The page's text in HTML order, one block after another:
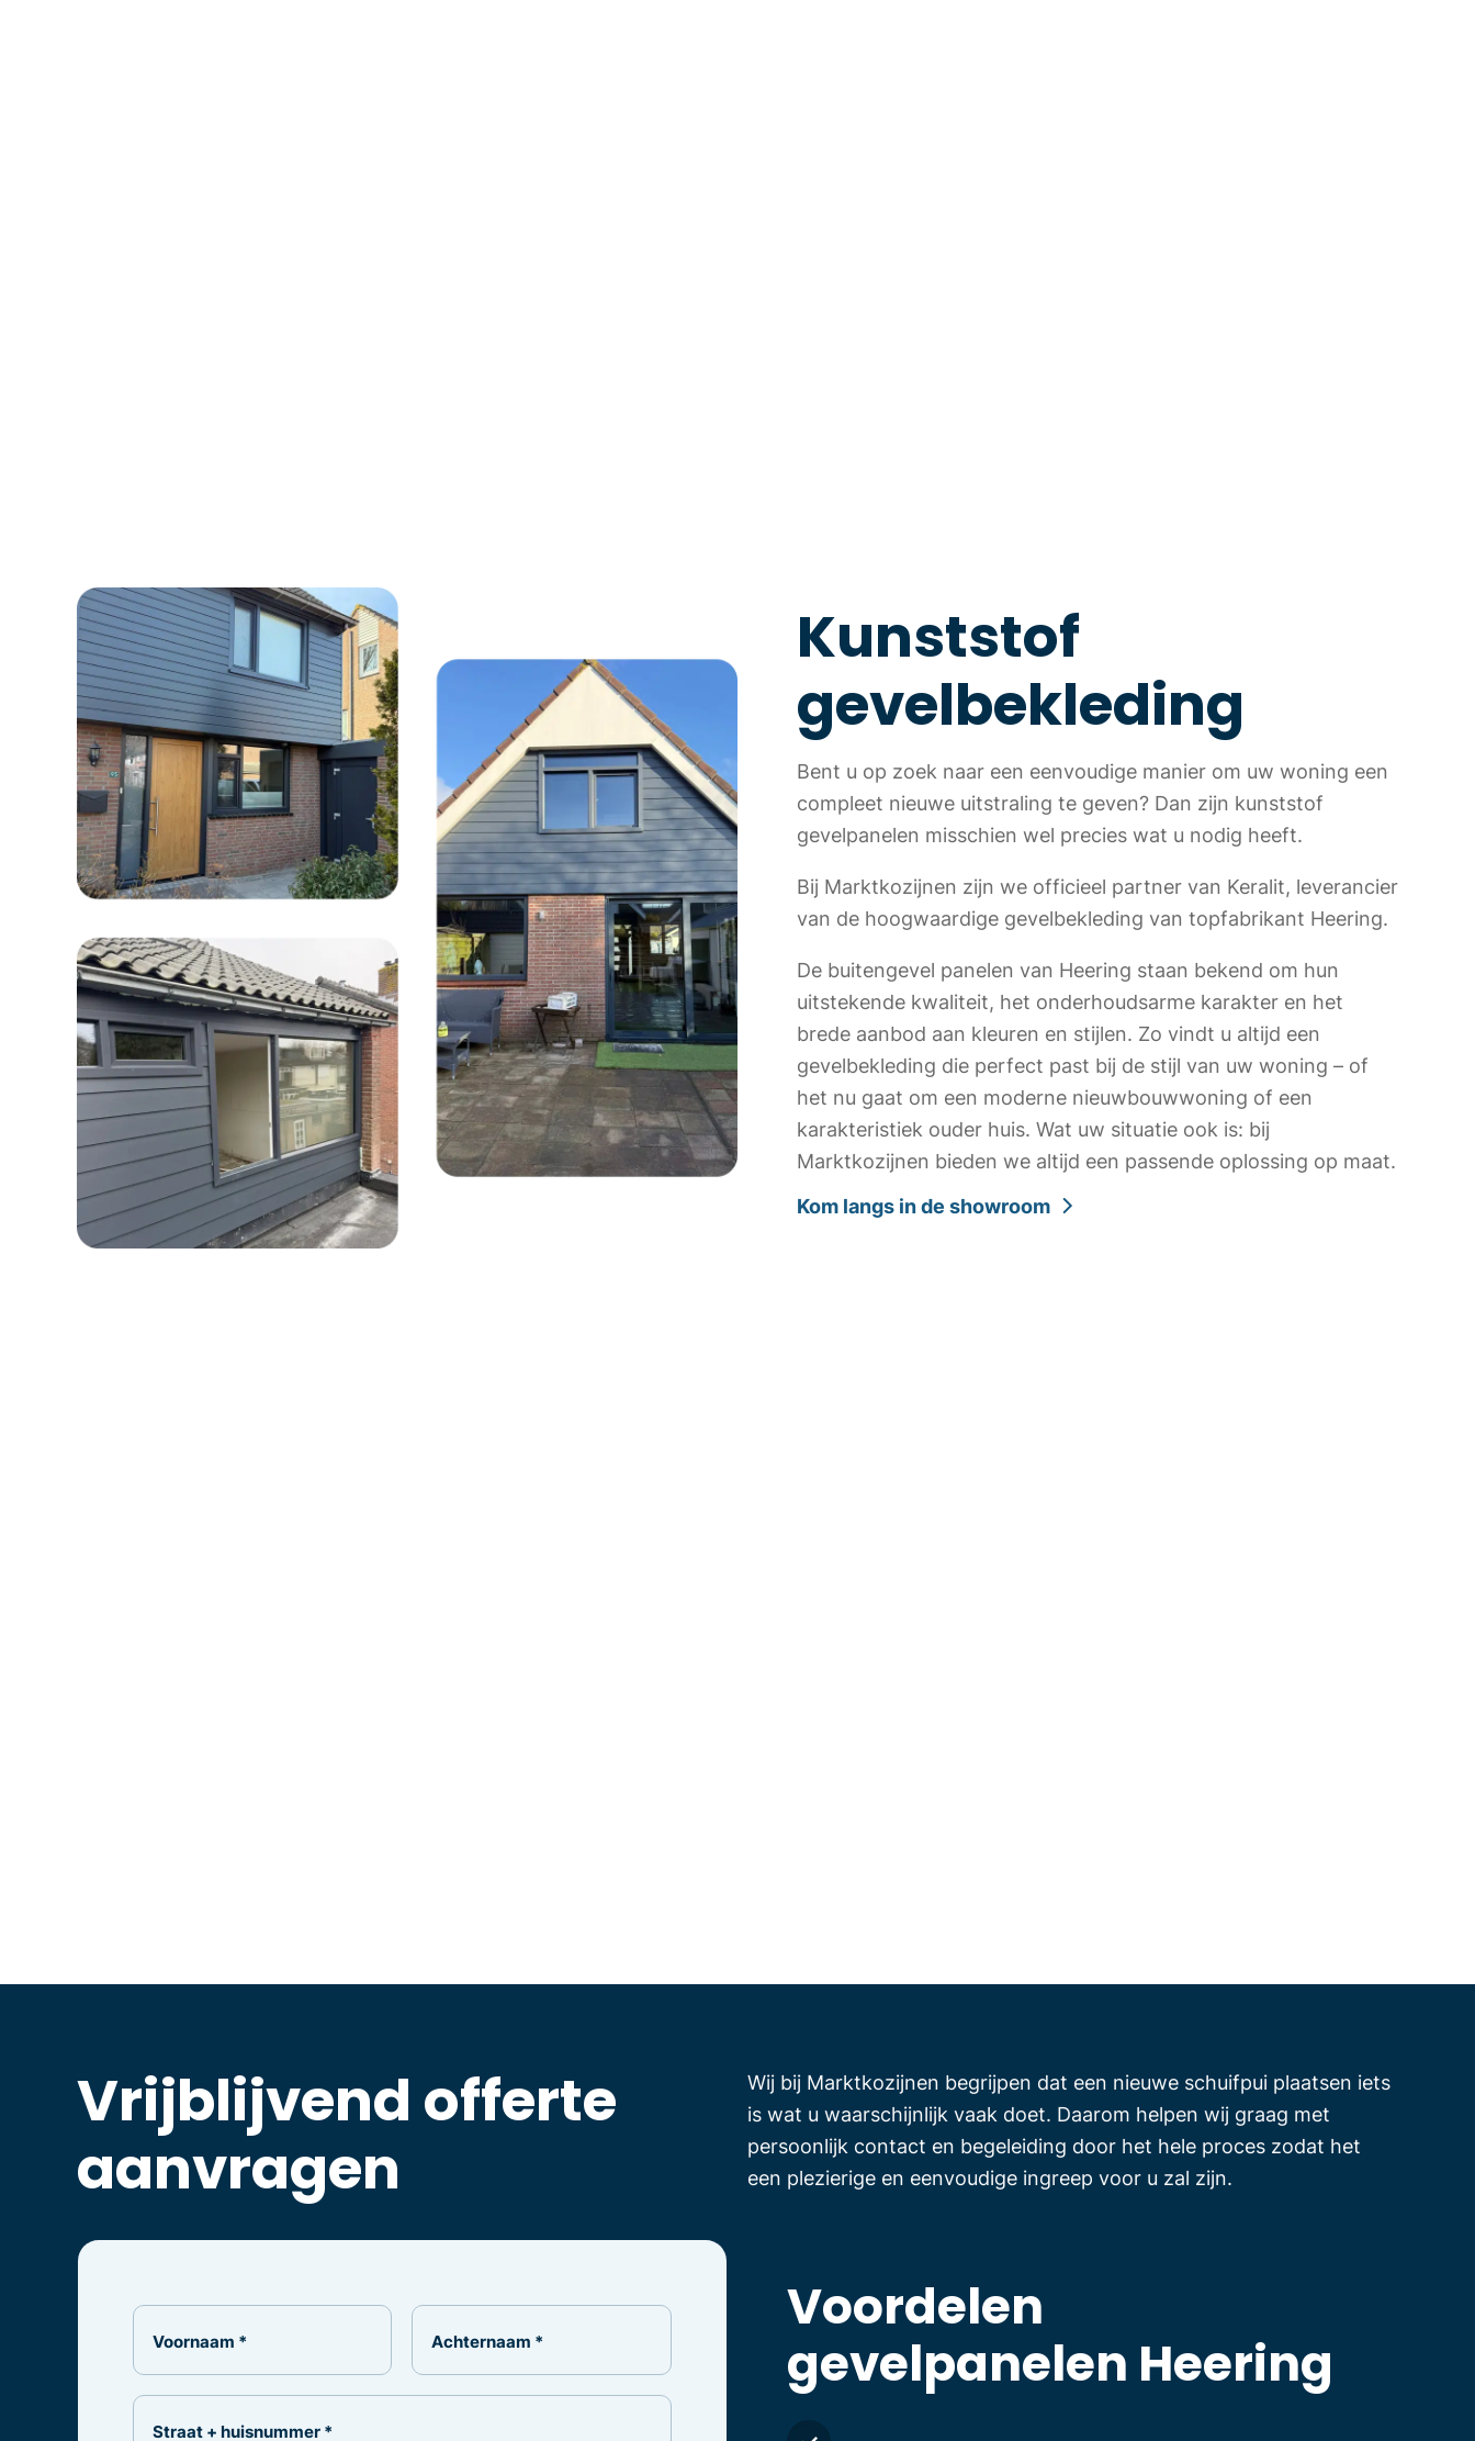
Kunststof
gevelbekleding
Bent u op zoek naar een eenvoudige manier om uw woning een
compleet nieuwe uitstraling te geven? Dan zijn kunststof
gevelpanelen misschien wel precies wat u nodig heeft.
Bij Marktkozijnen zijn we officieel partner van Keralit, leverancier
van de hoogwaardige gevelbekleding van topfabrikant Heering.
De buitengevel panelen van Heering staan bekend om hun
uitstekende kwaliteit, het onderhoudsarme karakter en het
brede aanbod aan kleuren en stijlen. Zo vindt u altijd een
gevelbekleding die perfect past bij de stijl van uw woning – of
het nu gaat om een moderne nieuwbouwwoning of een
karakteristiek ouder huis. Wat uw situatie ook is: bij
Marktkozijnen bieden we altijd een passende oplossing op maat.
Kom langs in de showroom
Vrijblijvend offerte
aanvragen
Wij bij Marktkozijnen begrijpen dat een nieuwe schuifpui plaatsen iets
is wat u waarschijnlijk vaak doet. Daarom helpen wij graag met
persoonlijk contact en begeleiding door het hele proces zodat het
een plezierige en eenvoudige ingreep voor u zal zijn.
Voornaam * Achternaam *
Straat + huisnummer *
Voordelen
gevelpanelen Heering